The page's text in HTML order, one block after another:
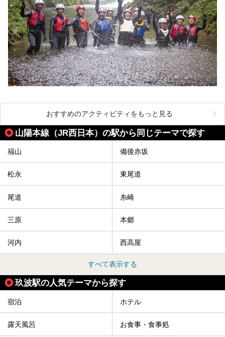
おすすめのアクティビティをもっと見る
山陽本線（JR西日本）の駅から同じテーマで探す
福山 備後赤坂
松永 東尾道
尾道 糸崎
三原 本郷
河内 西高屋
すべて表示する
玖波駅の人気テーマから探す
宿泊 ホテル
露天風呂 お食事・食事処